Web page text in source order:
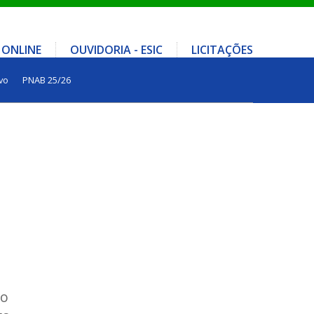
OUVIDORIA - ESIC LICITAÇÕES
PNAB 25/26